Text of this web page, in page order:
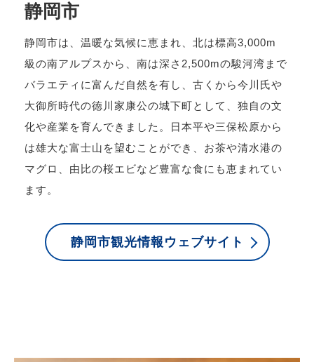
静岡市
静岡市は、温暖な気候に恵まれ、北は標高3,000m
級の南アルプスから、南は深さ2,500mの駿河湾まで
バラエティに富んだ自然を有し、古くから今川氏や
大御所時代の徳川家康公の城下町として、独自の文
化や産業を育んできました。日本平や三保松原から
は雄大な富士山を望むことができ、お茶や清水港の
マグロ、由比の桜エビなど豊富な食にも恵まれてい
ます。
静岡市観光情報ウェブサイト